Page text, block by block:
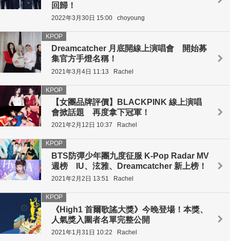
回歸！
2022年3月30日 15:00 choyoung
Dreamcatcher 月底開線上演唱會 開始募
集官方手燈名稱！
KPOP
2021年3月4日 11:13 Rachel
【女團品牌評價】BLACKPINK 線上演唱
會掀話題 再度拿下冠軍！
KPOP
2021年2月12日 10:37 Rachel
BTS防彈少年團九度征服 K-Pop Radar MV
週榜 IU、泫雅、Dreamcatcher 新上榜！
KPOP
2021年2月2日 13:51 Rachel
《High1 首爾歌謠大獎》今晚登場！本獎、
人氣獎入圍者名單完整公開
KPOP
2021年1月31日 10:22 Rachel